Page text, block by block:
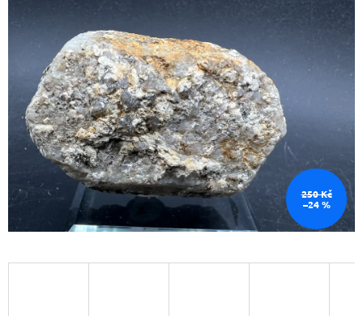
250 Kč
–24 %